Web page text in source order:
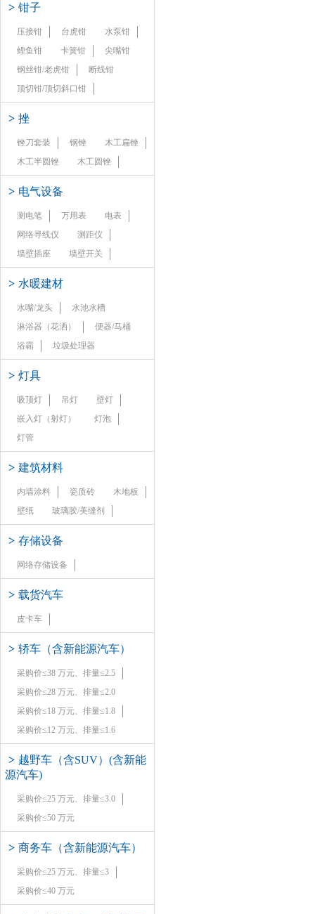
> 钳子
压接钳 台虎钳
水泵钳
鲤鱼钳
卡簧钳
尖嘴钳
钢丝钳/老虎钳
断线钳
顶切钳/顶切斜口钳
> 挫
锉刀套装 钢锉
木工扁锉
木工半圆锉
木工圆锉
> 电气设备
测电笔 万用表
电表
网络寻线仪
测距仪
墙壁插座
墙壁开关
> 水暖建材
水嘴/龙头
水池水槽
淋浴器（花洒）
便器/马桶
浴霸
垃圾处理器
> 灯具
吸顶灯 吊灯
壁灯
嵌入灯（射灯）
灯泡
灯管
> 建筑材料
内墙涂料 瓷质砖
木地板
壁纸
玻璃胶/美缝剂
> 存储设备
网络存储设备
> 载货汽车
皮卡车
> 轿车（含新能源汽车）
采购价≤38 万元、排量≤2.5
采购价≤28 万元、排量≤2.0
采购价≤18 万元、排量≤1.8
采购价≤12 万元、排量≤1.6
> 越野车（含SUV）(含新能
源汽车)
采购价≤25 万元、排量≤3.0
采购价≤50 万元
> 商务车（含新能源汽车）
采购价≤25 万元、排量≤3
采购价≤40 万元